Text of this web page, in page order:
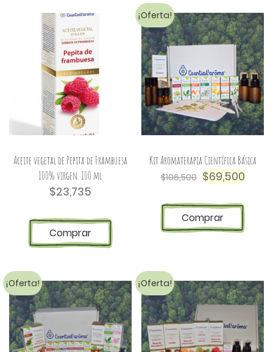
Aceite vegetal de Pepita de Frambuesa
100% virgen. 100 ml
$23,735
Comprar
¡Oferta!
Kit Aromaterapia Científica Básica
$106,500 $69,500
Comprar
¡Oferta! ¡Oferta!